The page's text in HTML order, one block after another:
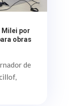
Milei por
obras
de